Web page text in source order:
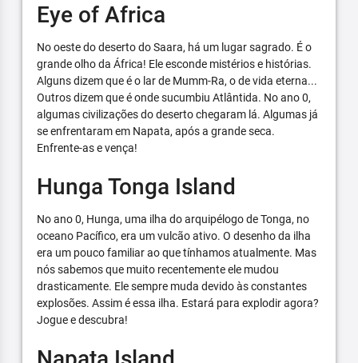
Eye of Africa
No oeste do deserto do Saara, há um lugar sagrado. É o
grande olho da África! Ele esconde mistérios e histórias.
Alguns dizem que é o lar de Mumm-Ra, o de vida eterna...
Outros dizem que é onde sucumbiu Atlântida. No ano 0,
algumas civilizações do deserto chegaram lá. Algumas já
se enfrentaram em Napata, após a grande seca.
Enfrente-as e vença!
Hunga Tonga Island
No ano 0, Hunga, uma ilha do arquipélogo de Tonga, no
oceano Pacífico, era um vulcão ativo. O desenho da ilha
era um pouco familiar ao que tínhamos atualmente. Mas
nós sabemos que muito recentemente ele mudou
drasticamente. Ele sempre muda devido às constantes
explosões. Assim é essa ilha. Estará para explodir agora?
Jogue e descubra!